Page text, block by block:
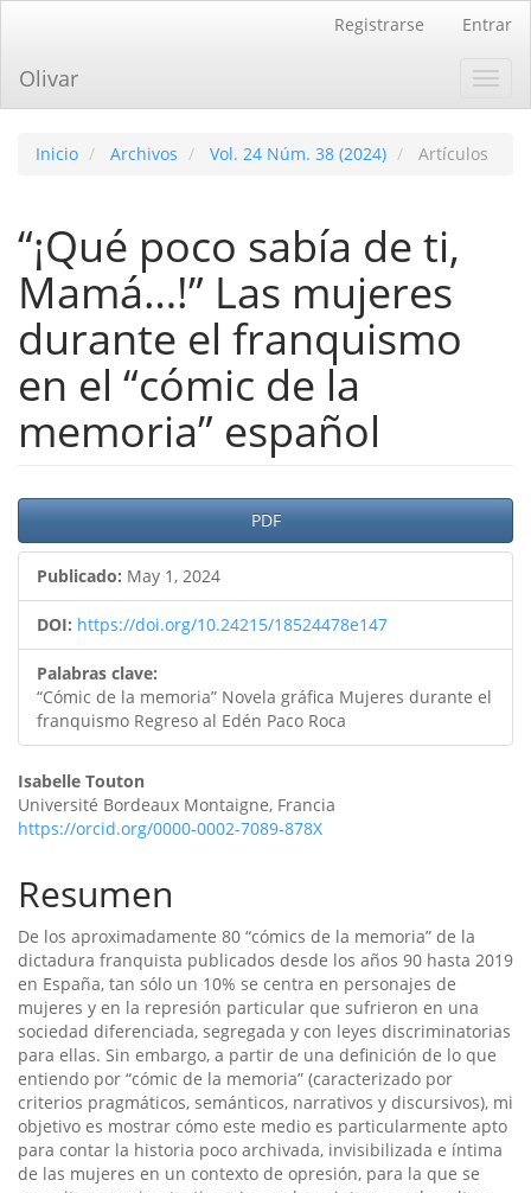
principal
Barra
Registrarse Entrar
Olivar
Inicio Archivos Vol. 24 Núm. 38 (2024) Artículos
“¡Qué poco sabía de ti,
Mamá…!” Las mujeres
durante el franquismo
en el “cómic de la
memoria” español
Barra
lateral
del
artículo
PDF
Publicado: May 1, 2024
DOI: https://doi.org/10.24215/18524478e147
Palabras clave:
“Cómic de la memoria” Novela gráfica Mujeres durante el
franquismo Regreso al Edén Paco Roca
Contenido
principal
artículo
Isabelle Touton
Université Bordeaux Montaigne, Francia
https://orcid.org/0000-0002-7089-878X
Resumen
De los aproximadamente 80 “cómics de la memoria” de la
dictadura franquista publicados desde los años 90 hasta 2019
en España, tan sólo un 10% se centra en personajes de
mujeres y en la represión particular que sufrieron en una
sociedad diferenciada, segregada y con leyes discriminatorias
para ellas. Sin embargo, a partir de una definición de lo que
entiendo por “cómic de la memoria” (caracterizado por
criterios pragmáticos, semánticos, narrativos y discursivos), mi
objetivo es mostrar cómo este medio es particularmente apto
para contar la historia poco archivada, invisibilizada e íntima
de las mujeres en un contexto de opresión, para la que se